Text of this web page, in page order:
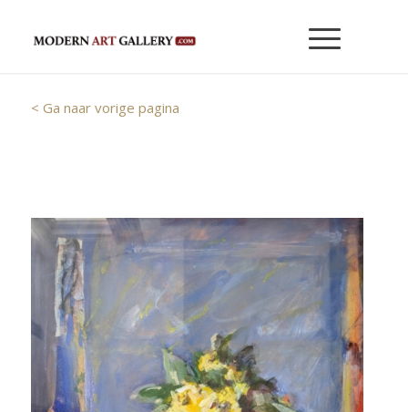
< Ga naar vorige pagina